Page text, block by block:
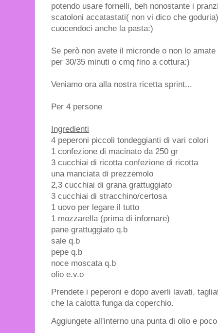
potendo usare fornelli, beh nonostante i
scatoloni accatastati( non vi dico che
cuocendoci anche la pasta:)
Se però non avete il micronde o non lo
per 30/35 minuti o cmq fino a cottura:)
Veniamo ora alla nostra ricetta sprint...
Per 4 persone
Ingredienti
4 peperoni piccoli tondeggianti di vari colori
1 confezione di macinato da 250 gr
3 cucchiai di ricotta confezione di ricotta
una manciata di prezzemolo
2,3 cucchiai di grana grattuggiato
3 cucchiai di stracchino/certosa
1 uovo per legare il tutto
1 mozzarella (prima di infornare)
pane grattuggiato q.b
sale q.b
pepe q.b
noce moscata q.b
olio e.v.o
Prendete i peperoni e dopo averli lavati,
che la calotta funga da coperchio.
Aggiungete all'interno una punta di olio e